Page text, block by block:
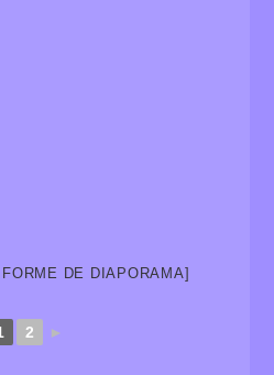
DE DIAPORAMA]
2 ►